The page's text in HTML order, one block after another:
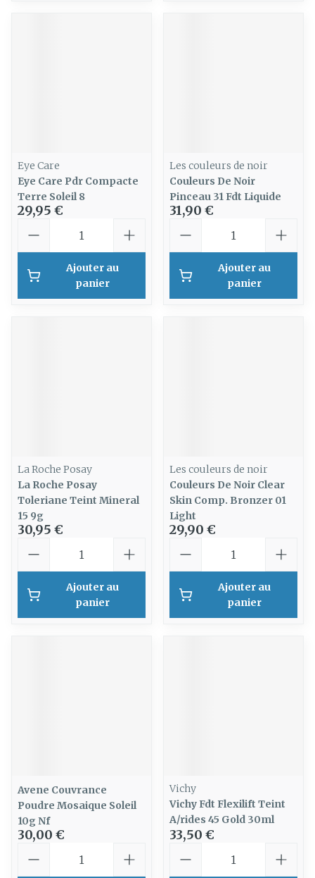
Eye Care
Eye Care Pdr Compacte
Terre Soleil 8
29,95 €
Ajouter au
panier
Les couleurs de noir
Couleurs De Noir
Pinceau 31 Fdt Liquide
31,90 €
Ajouter au
panier
La Roche Posay
La Roche Posay
Toleriane Teint Mineral
15 9g
30,95 €
Ajouter au
panier
Les couleurs de noir
Couleurs De Noir Clear
Skin Comp. Bronzer 01
Light
29,90 €
Ajouter au
panier
Avene Couvrance
Poudre Mosaique Soleil
10g Nf
30,00 €
Vichy
Vichy Fdt Flexilift Teint
A/rides 45 Gold 30ml
33,50 €